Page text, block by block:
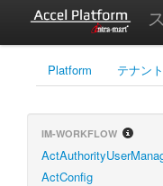
Platform テナント
IM-WORKFLOW
ActConfig